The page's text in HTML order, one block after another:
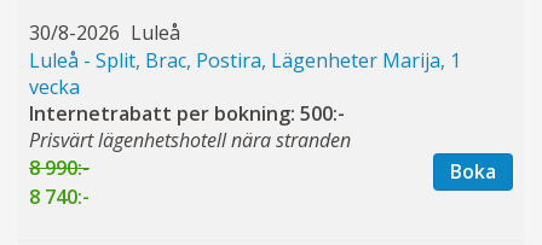
30/8-2026 Luleå
Luleå - Split, Brac, Postira, Lägenheter Marija, 1
vecka
Internetrabatt per bokning: 500:-
Prisvärt lägenhetshotell nära stranden
8 990:-
8 740:-
Boka